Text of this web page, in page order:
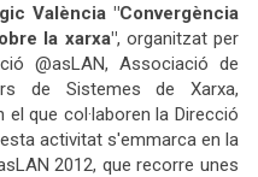
València "Convergència
la xarxa", organitzat per
@asLAN, Associació de
de Sistemes de Xarxa,
que col·laboren la Direcció
activitat s'emmarca en la
2012, que recorre unes